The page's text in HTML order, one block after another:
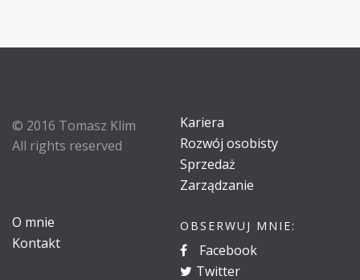
© 2016 Tomasz Klim
All rights reserved
Kariera
Rozwój osobisty
Sprzedaż
Zarządzanie
O mnie
Kontakt
OBSERWUJ MNIE:
Facebook
Twitter